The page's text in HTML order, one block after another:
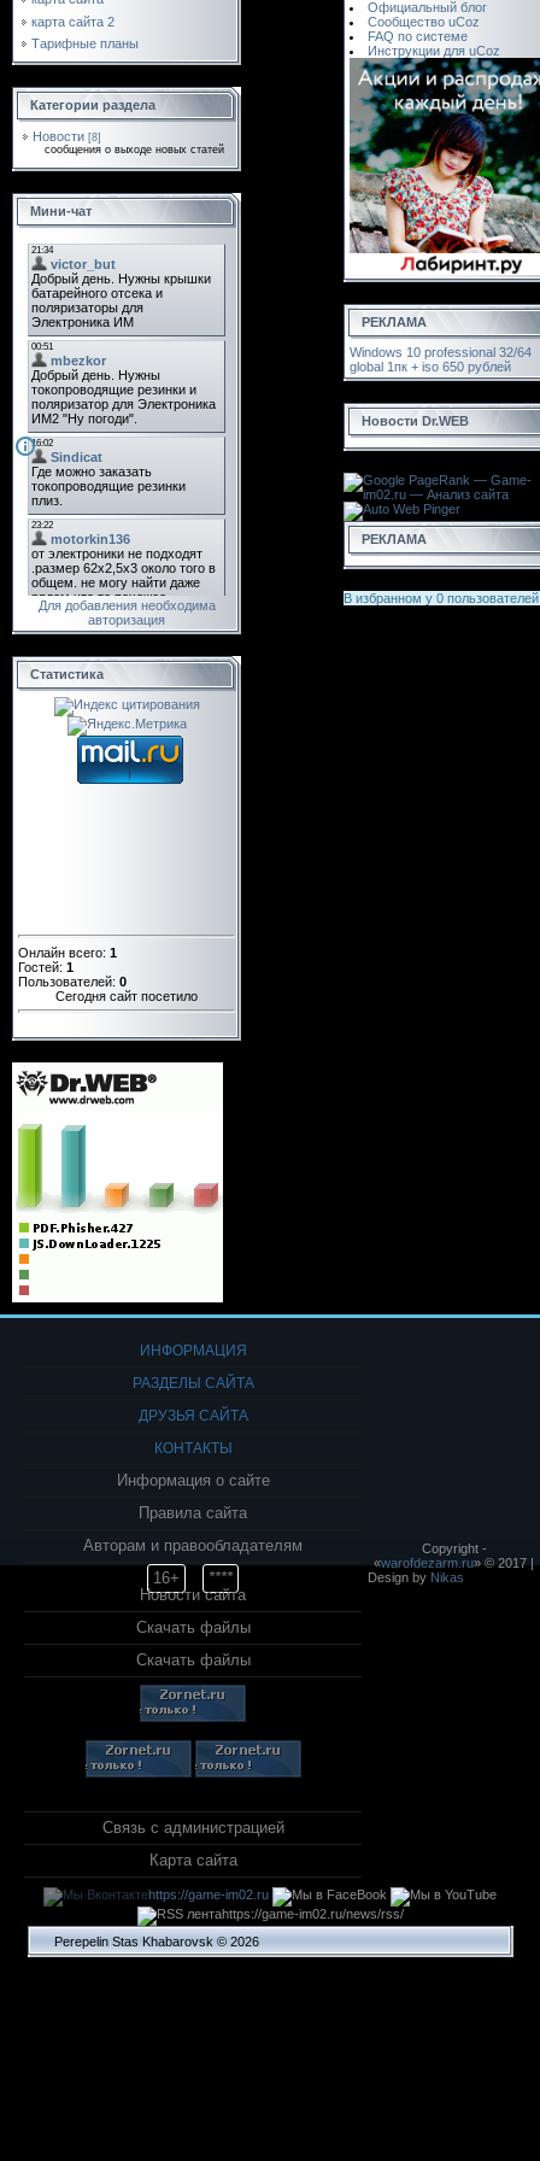
карта сайта 2
Тарифные планы
Категории раздела
Новости [8]
сообщения о выходе новых статей
Мини-чат
Для добавления необходима
авторизация
Статистика
Онлайн всего: 1
Гостей: 1
Пользователей: 0
Сегодня сайт посетило
Официальный блог
Сообщество uCoz
FAQ по системе
Инструкции для uCoz
РЕКЛАМА
Windows 10 professional 32/64
global 1пк + iso 650 рублей
Новости Dr.WEB
РЕКЛАМА
В избранном у 0
ИНФОРМАЦИЯ
РАЗДЕЛЫ САЙТА
ДРУЗЬЯ САЙТА
КОНТАКТЫ
Информация о сайте
Правила сайта
Авторам и правообладателям
16+
****
Новости сайта
Скачать файлы
Скачать файлы
Связь с администрацией
Карта сайта
Copyright -
«warofdezarm.ru» © 2017 |
Design by Nikas
https://game-im02.ru
https://game-im02.ru/news/rss/
Perepelin Stas Khabarovsk © 2026